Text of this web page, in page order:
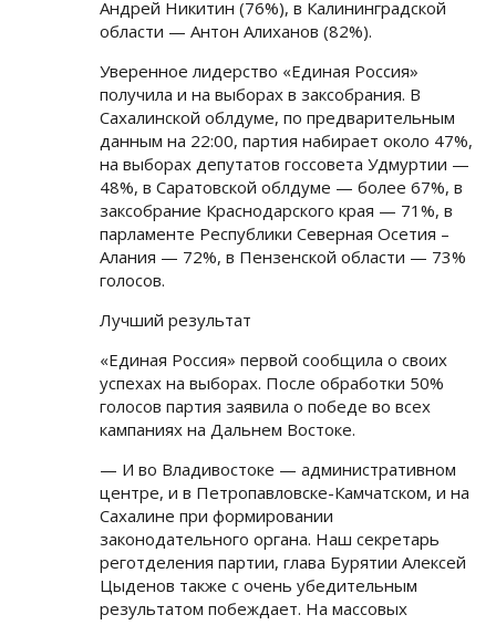
Андрей Никитин (76%), в Калининградской
области — Антон Алиханов (82%).
Уверенное лидерство «Единая Россия»
получила и на выборах в заксобрания. В
Сахалинской облдуме, по предварительным
данным на 22:00, партия набирает около 47%,
на выборах депутатов госсовета Удмуртии —
48%, в Саратовской облдуме — более 67%, в
заксобрание Краснодарского края — 71%, в
парламенте Республики Северная Осетия –
Алания — 72%, в Пензенской области — 73%
голосов.
Лучший результат
«Единая Россия» первой сообщила о своих
успехах на выборах. После обработки 50%
голосов партия заявила о победе во всех
кампаниях на Дальнем Востоке.
— И во Владивостоке — административном
центре, и в Петропавловске-Камчатском, и на
Сахалине при формировании
законодательного органа. Наш секретарь
реготделения партии, глава Бурятии Алексей
Цыденов также с очень убедительным
результатом побеждает. На массовых